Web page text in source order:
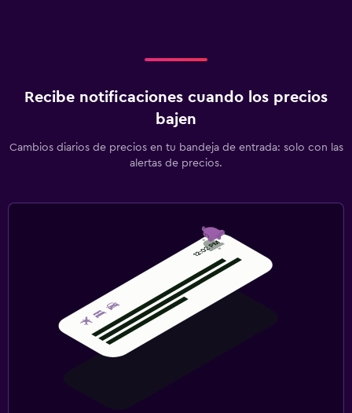
Cuna/cama nido disponibles
Recibe notificaciones cuando los precios
bajen
Cambios diarios de precios en tu bandeja de entrada: solo con las
alertas de precios.